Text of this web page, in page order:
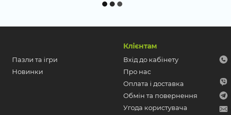
Пазли та ігри
Новинки
Клієнтам
Вхід до кабінету
Про нас
Оплата і доставка
Обмін та повернення
Угода користувача